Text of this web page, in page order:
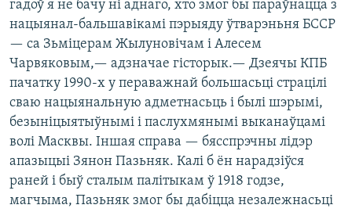
гадоў я не бачу ні аднаго, хто змог бы параўнацца з
нацыянал-бальшавікамі пэрыяду ўтварэньня БССР
— са Зьміцерам Жылуновічам і Алесем
Чарвяковым,— адзначае гісторык.— Дзеячы КПБ
пачатку 1990-х у пераважнай большасьці страцілі
сваю нацыянальную адметнасьць і былі шэрымі,
безыніцыятыўнымі і паслухмянымі выканаўцамі
волі Масквы. Іншая справа — бясспрэчны лідэр
апазыцыі Зянон Пазьняк. Калі б ён нарадзіўся
раней і быў сталым палітыкам ў 1918 годзе,
магчыма, Пазьняк змог бы дабіцца незалежнасьці